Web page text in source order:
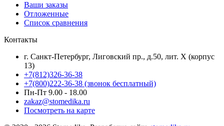
Ваши заказы
Отложенные
Список сравнения
Контакты
г. Санкт-Петербург, Лиговский пр., д.50, лит. Х (корпус
13)
+7(812)326-36-38
+7(800)222-36-38 (звонок бесплатный)
Пн-Пт 9.00 - 18.00
zakaz@stomedika.ru
Посмотреть на карте